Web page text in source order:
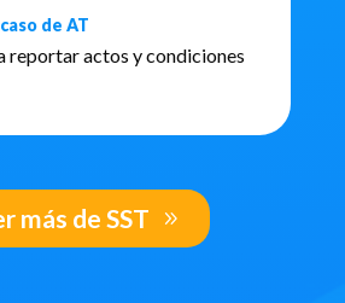
de AT
reportar actos y condiciones
más de SST